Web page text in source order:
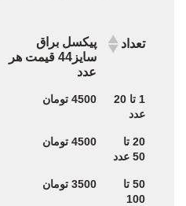
تعداد
پیکسل براق
سایز44 قیمت هر
عدد
تعداد
پیکسل براق
سایز44 قیمت هر
1 تا 20
عدد
4500 تومان
20 تا
50 عدد
4500 تومان
50 تا
100
3500 تومان